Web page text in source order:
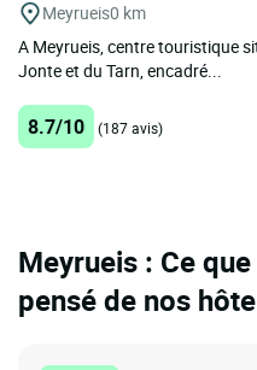
Meyrueis0 km
A Meyrueis, centre touristique
Jonte et du Tarn, encadré...
8.7/10 (187 avis)
Meyrueis : Ce
pensé de nos